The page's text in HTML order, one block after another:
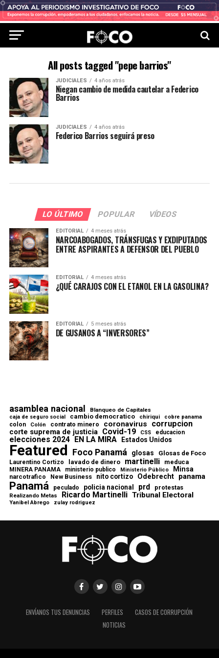
All posts tagged "pepe barrios"
JUDICIALES 4 años atrás
Niegan cambio de medida cautelar a Federico
Barrios
JUDICIALES 4 años atrás
Federico Barrios seguirá preso
LO ÚLTIMO POPULAR VÍDEOS
EDITORIAL 4 meses atrás
NARCOABOGADOS, TRÁNSFUGAS Y EXDIPUTADOS
ENTRE ASPIRANTES A DEFENSOR DEL PUEBLO
EDITORIAL 4 meses atrás
¿QUÉ CARAJOS CON EL ETANOL EN LA GASOLINA?
EDITORIAL 5 meses atrás
DE GUSANOS A “INVERSORES”
asamblea nacional Blanqueo de Capitales
caja de seguro social cambio democratico chiriqui cobre panama
colon Colón contrato minero coronavirus corrupcion
corte suprema de justicia Covid-19 CSS educacion
elecciones 2024 EN LA MIRA Estados Unidos
Featured Foco Panamá glosas Glosas de Foco
Laurentino Cortizo lavado de dinero martinelli meduca
MINERA PANAMA ministerio publico Ministerio Público Minsa
narcotrafico New Business nito cortizo Odebrecht panama
Panamá peculado policia nacional prd protestas
Realizando Metas Ricardo Martinelli Tribunal Electoral
Yanibel Abrego zulay rodriguez
ENVÍANOS TUS DENUNCIAS PERFILES
CASOS DE CORRUPCIÓN
NOTICIAS